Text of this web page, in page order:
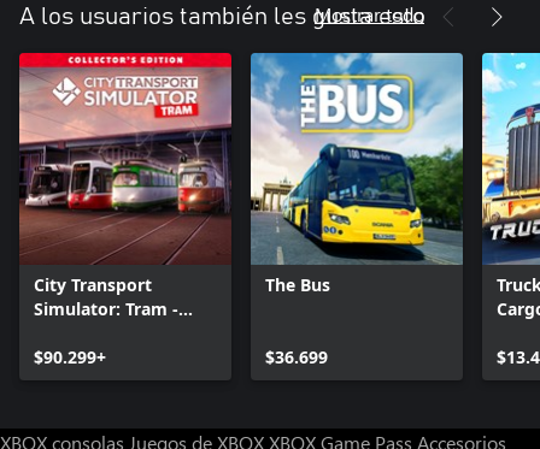
A los usuarios también les gusta esto
Mostrar todo
City Transport
Simulator: Tram -
$90.299+
The Bus
$36.699
XBOX consolas Juegos de XBOXXBOX Game Pass Accesorios